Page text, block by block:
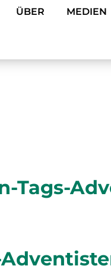
ÜBER MEDIEN
Tags-